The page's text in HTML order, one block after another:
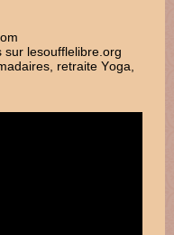
sur lesoufflelibre.org
retraite Yoga,